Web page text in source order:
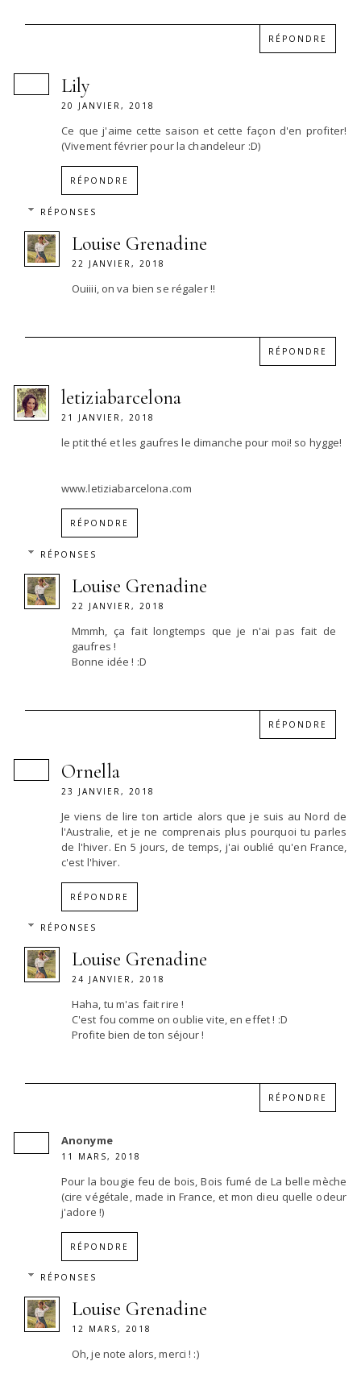
RÉPONDRE
Lily
20 JANVIER, 2018
Ce que j'aime cette saison et cette façon d'en profiter!
(Vivement février pour la chandeleur :D)
RÉPONDRE
RÉPONSES
Louise Grenadine
22 JANVIER, 2018
Ouiiii, on va bien se régaler !!
RÉPONDRE
letiziabarcelona
21 JANVIER, 2018
le ptit thé et les gaufres le dimanche pour moi! so hygge!
www.letiziabarcelona.com
RÉPONDRE
RÉPONSES
Louise Grenadine
22 JANVIER, 2018
Mmmh, ça fait longtemps que je n'ai pas fait de
gaufres !
Bonne idée ! :D
RÉPONDRE
Ornella
23 JANVIER, 2018
Je viens de lire ton article alors que je suis au Nord de
l'Australie, et je ne comprenais plus pourquoi tu parles
de l'hiver. En 5 jours, de temps, j'ai oublié qu'en France,
c'est l'hiver.
RÉPONDRE
RÉPONSES
Louise Grenadine
24 JANVIER, 2018
Haha, tu m'as fait rire !
C'est fou comme on oublie vite, en effet ! :D
Profite bien de ton séjour !
RÉPONDRE
Anonyme
11 MARS, 2018
Pour la bougie feu de bois, Bois fumé de La belle mèche
(cire végétale, made in France, et mon dieu quelle odeur
j'adore !)
RÉPONDRE
RÉPONSES
Louise Grenadine
12 MARS, 2018
Oh, je note alors, merci ! :)